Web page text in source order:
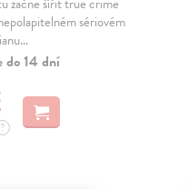
sériovém
do 14 dní
?